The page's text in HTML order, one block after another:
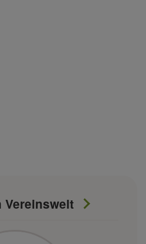
Vereinswelt